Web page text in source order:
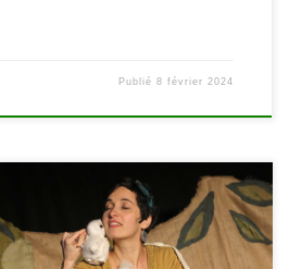
Publié8 février 2024
juin à 15h à la bibliothèque de